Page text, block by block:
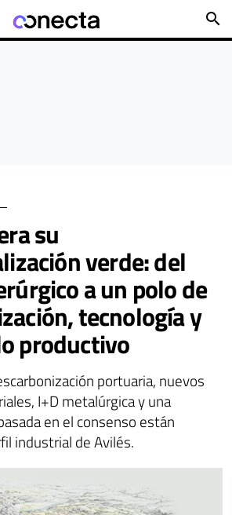
search
su
verde: del
a un polo de
tecnología y
productivo
portuaria, nuevos
I+D metalúrgica y una
en el consenso están
industrial de Avilés.